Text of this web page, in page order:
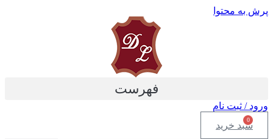
پرش به محتوا
فهرست
ورود / ثبت نام
0
سبد خرید